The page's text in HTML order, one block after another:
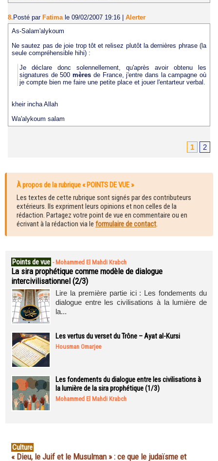
8. Posté par Fatima le 09/02/2007 19:16
Alerter
As-Salam'alykoum
Ne sautez pas de joie trop tôt et relisez plutôt la dernières phrase (la
seule compréhensible hihi) :
Je déclare donc solennellement, qu'après avoir obtenu les
signatures de 500mères de France, j'entre dans la campagne où
je compte bien me faire une petite place et jouer l'entarteur verbal.
kheir incha Allah
Wa'alykoum salam
1 2
À propos de la rubrique « POINTS DE VUE »
Les textes de cette rubrique sont signés par des contributeurs
extérieurs. Ils expriment leurs opinions et non celles de la
rédaction. Partagez votre point de vue en commentaire ou en
écrivant à la rédaction via le formulaire de contact.
Points de vue - Mohammed El Mahdi Krabch
La sira prophétique comme modèle de dialogue
intercivilisationnel (2/3)
Lire la première partie ici : Les fondements du
dialogue entre les civilisations à la lumière de
la...
Les vertus du verset du Trône – Ayat al-Kursi
Housman Omarjee
Les fondements du dialogue entre les civilisations à
la lumière de la sira prophétique (1/3)
Mohammed El Mahdi Krabch
Culture
« Dieu, le Juif et le Musulman » : ce que le judaïsme et